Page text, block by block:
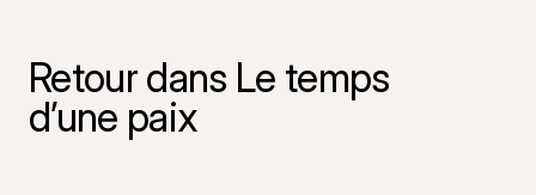
Retour dans Le temps
d’une paix